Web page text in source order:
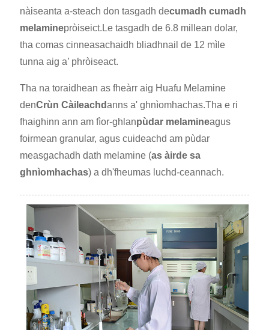
nàiseanta a-steach don tasgadh decumadh cumadh
melaminepròiseict.Le tasgadh de 6.8 millean dolar,
tha comas cinneasachaidh bliadhnail de 12 mìle
tunna aig a’ phròiseact.
Tha na toraidhean as fheàrr aig Huafu Melamine
denCrùn Càileachdanns a' ghnìomhachas.Tha e ri
fhaighinn ann am fìor-ghlanpùdar melamineagus
foirmean granular, agus cuideachd am pùdar
measgachadh dath melamine (as àirde sa
ghnìomhachas) a dh'fheumas luchd-ceannach.